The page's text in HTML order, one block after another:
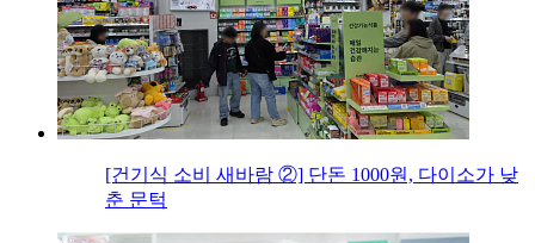
[건기식 소비 새바람 ②] 단돈 1000원, 다이소가 낮
춘 문턱